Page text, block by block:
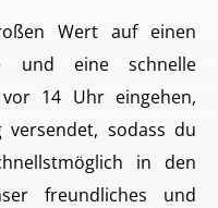
Wert auf einen
und eine schnelle
14 Uhr eingehen,
sodass du
in den
freundliches und